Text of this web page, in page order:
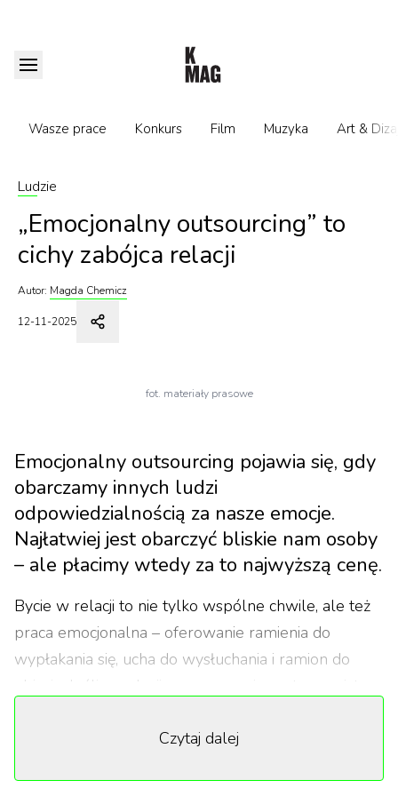
Wasze prace Konkurs Film Muzyka Art &
Ludzie
„Emocjonalny outsourcing” to
cichy zabójca relacji
Autor: Magda Chemicz
12-11-2025
fot. materiały prasowe
Emocjonalny outsourcing pojawia się, gdy
obarczamy innych ludzi
odpowiedzialnością za nasze emocje.
Najłatwiej jest obarczyć bliskie nam osoby
– ale płacimy wtedy za to najwyższą cenę.
Bycie w relacji to nie tylko wspólne chwile, ale też
praca emocjonalna – oferowanie ramienia do
wypłakania się, ucha do wysłuchania i ramion do
objęcia. Jeśli w relacji nazywamy się partnerami, to
znaczy to, że powinniśmy pełnić dokładnie te same
Czytaj dalej